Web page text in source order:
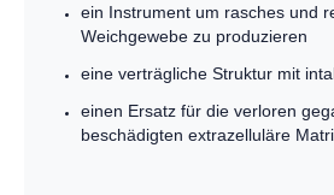
ein Instrument um rasches und
Weichgewebe zu produzieren
eine verträgliche Struktur mit
einen Ersatz für die verloren
beschädigten extrazelluläre